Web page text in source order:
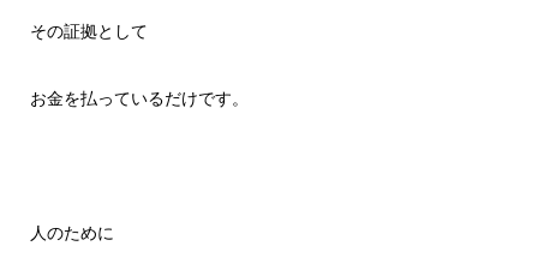
その証拠として
お金を払っているだけです。
人のために